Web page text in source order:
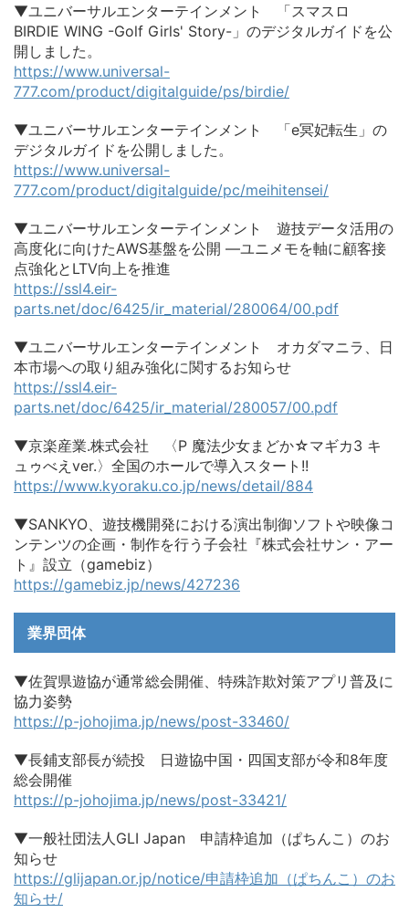
▼ユニバーサルエンターテインメント 「スマスロ
BIRDIE WING -Golf Girls' Story-」のデジタルガイドを公
開しました。
https://www.universal-
777.com/product/digitalguide/ps/birdie/
▼ユニバーサルエンターテインメント 「e冥妃転生」の
デジタルガイドを公開しました。
https://www.universal-
777.com/product/digitalguide/pc/meihitensei/
▼ユニバーサルエンターテインメント 遊技データ活用の
高度化に向けたAWS基盤を公開 ―ユニメモを軸に顧客接
点強化とLTV向上を推進
https://ssl4.eir-
parts.net/doc/6425/ir_material/280064/00.pdf
▼ユニバーサルエンターテインメント オカダマニラ、日
本市場への取り組み強化に関するお知らせ
https://ssl4.eir-
parts.net/doc/6425/ir_material/280057/00.pdf
▼京楽産業.株式会社 〈P 魔法少女まどか☆マギカ3 キ
ュゥべえver.〉全国のホールで導入スタート!!
https://www.kyoraku.co.jp/news/detail/884
▼SANKYO、遊技機開発における演出制御ソフトや映像コ
ンテンツの企画・制作を行う子会社『株式会社サン・アー
ト』設立（gamebiz）
https://gamebiz.jp/news/427236
業界団体
▼佐賀県遊協が通常総会開催、特殊詐欺対策アプリ普及に
協力姿勢
https://p-johojima.jp/news/post-33460/
▼長鋪支部長が続投 日遊協中国・四国支部が令和8年度
総会開催
https://p-johojima.jp/news/post-33421/
▼一般社団法人GLI Japan 申請枠追加（ぱちんこ）のお
知らせ
https://glijapan.or.jp/notice/申請枠追加（ぱちんこ）のお
知らせ/